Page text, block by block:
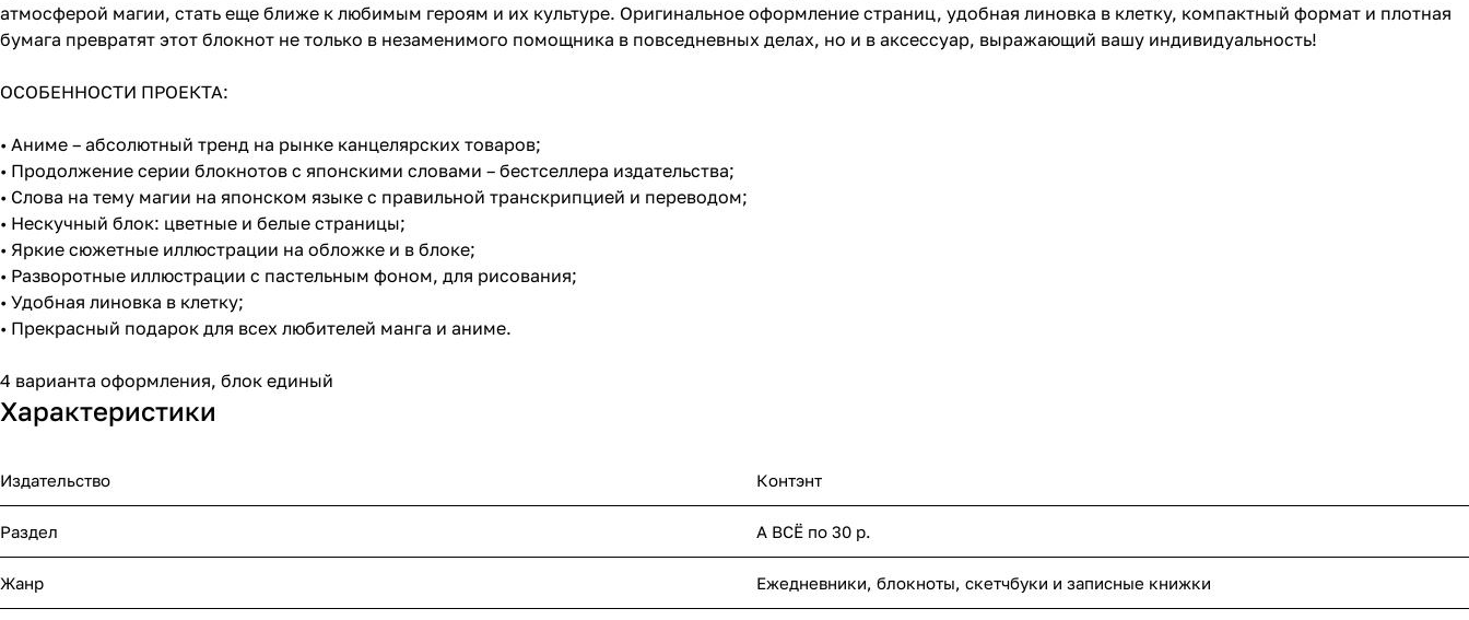
атмосферой магии, стать еще ближе к любимым героям и их культуре. Оригинальное оформление страниц, удобная линовка в клетку, компактный формат и плотная
бумага превратят этот блокнот не только в незаменимого помощника в повседневных делах, но и в аксессуар, выражающий вашу индивидуальность!
ОСОБЕННОСТИ ПРОЕКТА:
• Аниме – абсолютный тренд на рынке канцелярских товаров;
• Продолжение серии блокнотов с японскими словами – бестселлера издательства;
• Слова на тему магии на японском языке с правильной транскрипцией и переводом;
• Нескучный блок: цветные и белые страницы;
• Яркие сюжетные иллюстрации на обложке и в блоке;
• Разворотные иллюстрации с пастельным фоном, для рисования;
• Удобная линовка в клетку;
• Прекрасный подарок для всех любителей манга и аниме.
4 варианта оформления, блок единый
Характеристики
Издательство Контэнт
Раздел А ВСЁ по 30 р.
Жанр Ежедневники, блокноты, скетчбуки и записные книжки